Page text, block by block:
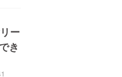
ま
たか
あり
！
い
ご期
ー
き